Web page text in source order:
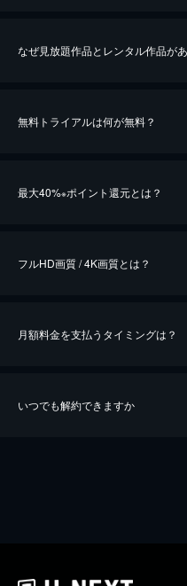
なぜ見放題作品とレンタル作品が
無料トライアルは何が無料？
最大40%※ポイント還元とは？
※40％ポイント還元の対象は、クレジッ
iOSアプリのUコイン決済による作品の
フルHD画質 / 4K画質とは？
月額料金を支払うタイミングは？
いつでも解約できますか